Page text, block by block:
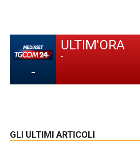
-
ULTIM'ORA
-
GLI ULTIMI ARTICOLI